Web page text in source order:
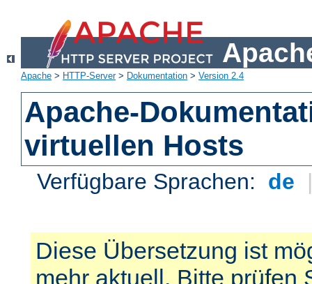
Apache > HTTP-Server> Dokumentation > Version 2.4
Apache-
virtuellen Hosts
Verfügbare Sprachen: de
Diese Übersetzung ist
mehr aktuell. Bitte prüfen